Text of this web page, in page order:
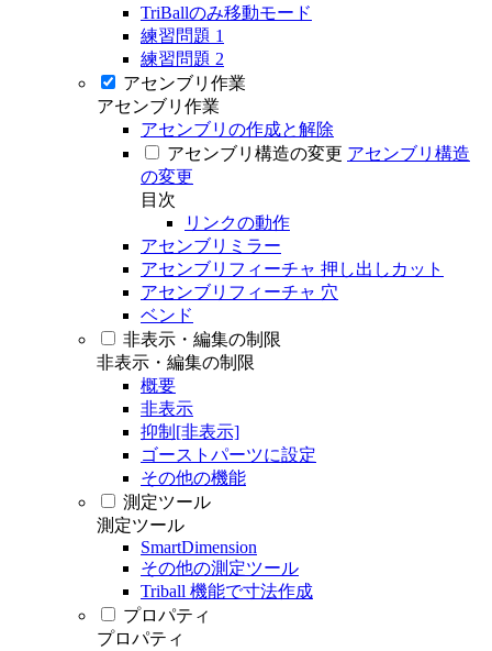
TriBallのみ移動モード
練習問題 1
練習問題 2
アセンブリ作業
アセンブリ作業
アセンブリの作成と解除
アセンブリ構造の変更 アセンブリ構造
の変更
目次
リンクの動作
アセンブリミラー
アセンブリフィーチャ 押し出しカット
アセンブリフィーチャ 穴
ベンド
非表示・編集の制限
非表示・編集の制限
概要
非表示
抑制[非表示]
ゴーストパーツに設定
その他の機能
測定ツール
測定ツール
SmartDimension
その他の測定ツール
Triball 機能で寸法作成
プロパティ
プロパティ